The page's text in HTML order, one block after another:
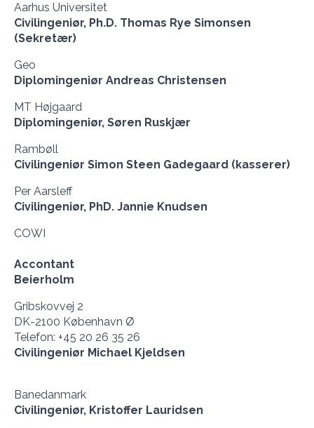
Aarhus Universitet
Civilingeniør, Ph.D. Thomas Rye Simonsen
(Sekretær)
Geo
Diplomingeniør Andreas Christensen
MT Højgaard
Diplomingeniør, Søren Ruskjær
Rambøll
Civilingeniør Simon Steen Gadegaard (kasserer)
Per Aarsleff
Civilingeniør, PhD. Jannie Knudsen
COWI
Accontant
Beierholm
Gribskovvej 2
DK-2100 København Ø
Telefon: +45 20 26 35 26
Civilingeniør Michael Kjeldsen
Banedanmark
Civilingeniør, Kristoffer Lauridsen